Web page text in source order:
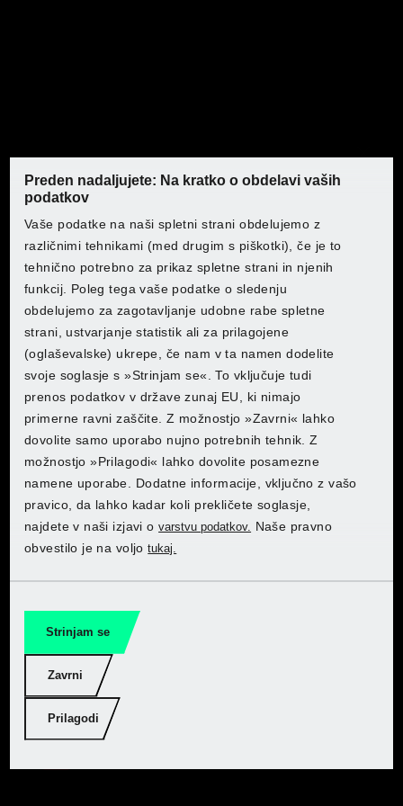
Odkrijte PARKSIDE pri Lidlu
Kupite tukaj
Odkrijte PARKSIDE pri Lidlu
Izberite svojo državo, da se vam odpre služba za pomoč
strankam:
Lidl Belgium (FR)
Lidl Belgium (NL)
Lidl Czech
Lidl France
Lidl Germany
Lidl Netherlands
Lidl Poland
Lidl Slovakia
Odkrijte PARKSIDE pri Lidlu
Izberite svojo državo, da se vam odpre služba za pomoč
strankam:
Lidl Belgium (FR)
Lidl Belgium (NL)
Lidl Czech
Lidl Netherlands
Lidl Poland
Lidl Slovakia
Odkrijte PARKSIDE pri Lidlu
Izberite svojo državo, da se vam odpre služba za pomoč
strankam:
Lidl Belgium (FR)
Lidl Belgium (NL)
Lidl Czech
Lidl Netherlands
Lidl Poland
Lidl Slovakia
Odkrijte PARKSIDE pri Lidlu
Izberite svojo državo, da se vam odpre služba za pomoč
strankam:
Lidl Belgium (FR)
Lidl Belgium (NL)
Lidl Czech
Lidl Netherlands
Lidl Poland
Lidl Slovakia
Kupite PARKSIDE pri Kaufland
Izberite svojo državo, da se vam odpre spletna trgovina:
kondiciji. Naše zmogljive kosilnice zagotavljajo
enakomerno košnjo. Učinkoviti razraščalniki prezračijo
Delavnica
Tehnologija baterij
PERFORMANCE
Preden nadaljujete: Na kratko o obdelavi vaših
podatkov
Vaše podatke na naši spletni strani obdelujemo z
različnimi tehnikami (med drugim s piškotki), če je to
tehnično potrebno za prikaz spletne strani in njenih
funkcij. Poleg tega vaše podatke o sledenju
obdelujemo za zagotavljanje udobne rabe spletne
strani, ustvarjanje statistik ali za prilagojene
(oglaševalske) ukrepe, če nam v ta namen dodelite
svoje soglasje s »Strinjam se«. To vključuje tudi
prenos podatkov v države zunaj EU, ki nimajo
primerne ravni zaščite. Z možnostjo »Zavrni« lahko
dovolite samo uporabo nujno potrebnih tehnik. Z
možnostjo »Prilagodi« lahko dovolite posamezne
namene uporabe. Dodatne informacije, vključno z vašo
pravico, da lahko kadar koli prekličete soglasje,
najdete v naši izjavi ovarstvu podatkov. Naše pravno
obvestilo je na voljotukaj.
Zavrni
Strinjam se
Prilagodi